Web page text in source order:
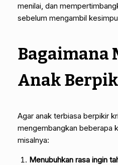
menilai, dan
sebelum mengambil
Bagaimana
Anak
Agar anak terbiasa berpikir
mengembangkan beberapa
misalnya:
Menubuhkan rasa ingin